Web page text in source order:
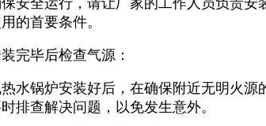
安全运行，请让厂家的工作人员负责
的首要条件。
完毕后检查气源：
水锅炉安装好后，在确保附近无明火
排查解决问题，以免发生意外。